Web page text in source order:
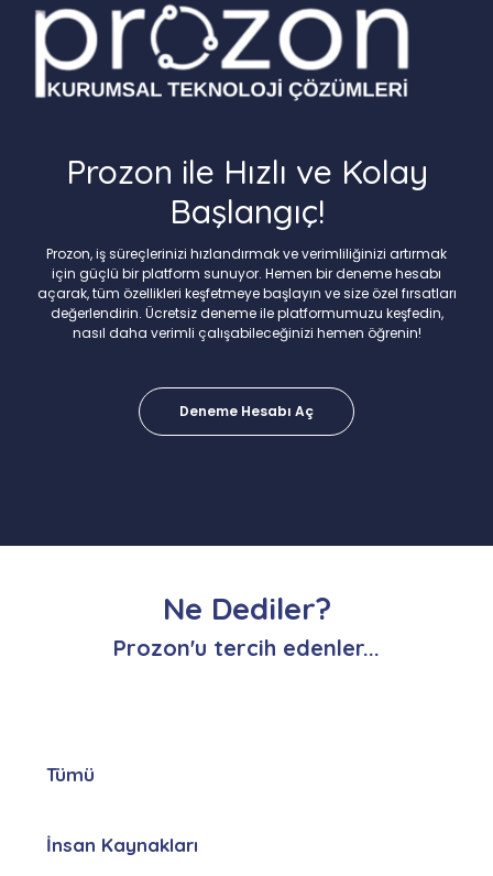
Prozon ile Hızlı ve Kolay
Başlangıç!
Prozon, iş süreçlerinizi hızlandırmak ve verimliliğinizi artırmak
için güçlü bir platform sunuyor. Hemen bir deneme hesabı
açarak, tüm özellikleri keşfetmeye başlayın ve size özel fırsatları
değerlendirin. Ücretsiz deneme ile platformumuzu keşfedin,
nasıl daha verimli çalışabileceğinizi hemen öğrenin!
Deneme Hesabı Aç
Ne Dediler?
Prozon'u tercih edenler...
Tümü
İnsan Kaynakları